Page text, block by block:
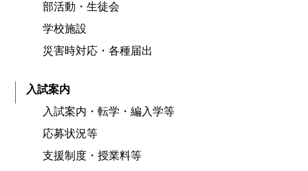
部活動・生徒会
学校施設
災害時対応・各種届出
入試案内
入試案内・転学・編入学等
応募状況等
支援制度・授業料等